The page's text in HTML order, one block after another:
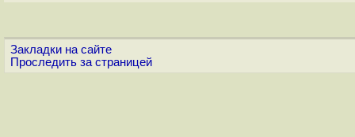
Закладки на сайте
Проследить за страницей